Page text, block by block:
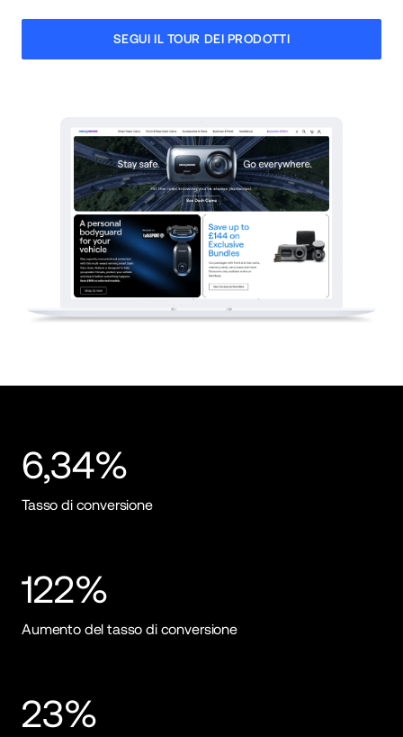
SEGUI IL TOUR DEI PRODOTTI
6,34%
Tasso di conversione
122%
Aumento del tasso di conversione
23%